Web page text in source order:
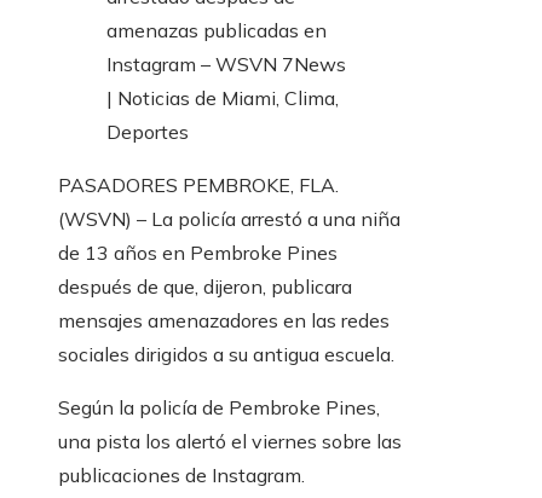
PASADORES PEMBROKE, FLA.
(WSVN) – La policía arrestó a una niña
de 13 años en Pembroke Pines
después de que, dijeron, publicara
mensajes amenazadores en las redes
sociales dirigidos a su antigua escuela.
Según la policía de Pembroke Pines,
una pista los alertó el viernes sobre las
publicaciones de Instagram.